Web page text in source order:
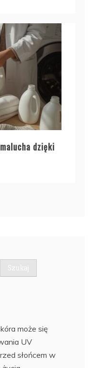
dzięki
Szukaj
może się
UV
słońcem w